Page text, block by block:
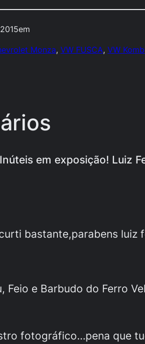
em
Monza, VW FUSCA, VW
em exposição! Luiz
bastante,parabens luiz
Feio e Barbudo do Ferro
fotográfico…pena que